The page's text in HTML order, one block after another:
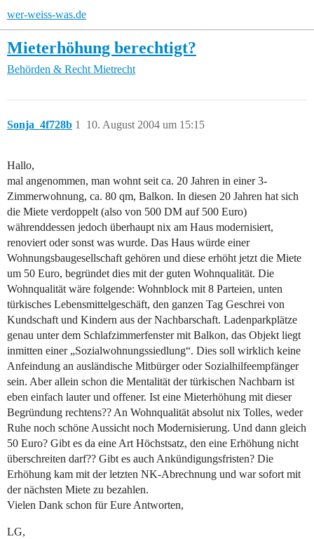
wer-weiss-was.de
Mieterhöhung berechtigt?
Behörden & Recht Mietrecht
Sonja_4f728b 10. August 2004 um 15:15
1
Hallo,
mal angenommen, man wohnt seit ca. 20 Jahren in einer 3-
Zimmerwohnung, ca. 80 qm, Balkon. In diesen 20 Jahren hat sich
die Miete verdoppelt (also von 500 DM auf 500 Euro)
währenddessen jedoch überhaupt nix am Haus modernisiert,
renoviert oder sonst was wurde. Das Haus würde einer
Wohnungsbaugesellschaft gehören und diese erhöht jetzt die Miete
um 50 Euro, begründet dies mit der guten Wohnqualität. Die
Wohnqualität wäre folgende: Wohnblock mit 8 Parteien, unten
türkisches Lebensmittelgeschäft, den ganzen Tag Geschrei von
Kundschaft und Kindern aus der Nachbarschaft. Ladenparkplätze
genau unter dem Schlafzimmerfenster mit Balkon, das Objekt liegt
inmitten einer „Sozialwohnungssiedlung“. Dies soll wirklich keine
Anfeindung an ausländische Mitbürger oder Sozialhilfeempfänger
sein. Aber allein schon die Mentalität der türkischen Nachbarn ist
eben einfach lauter und offener. Ist eine Mieterhöhung mit dieser
Begründung rechtens?? An Wohnqualität absolut nix Tolles, weder
Ruhe noch schöne Aussicht noch Modernisierung. Und dann gleich
50 Euro? Gibt es da eine Art Höchstsatz, den eine Erhöhung nicht
überschreiten darf?? Gibt es auch Ankündigungsfristen? Die
Erhöhung kam mit der letzten NK-Abrechnung und war sofort mit
der nächsten Miete zu bezahlen.
Vielen Dank schon für Eure Antworten,
LG,